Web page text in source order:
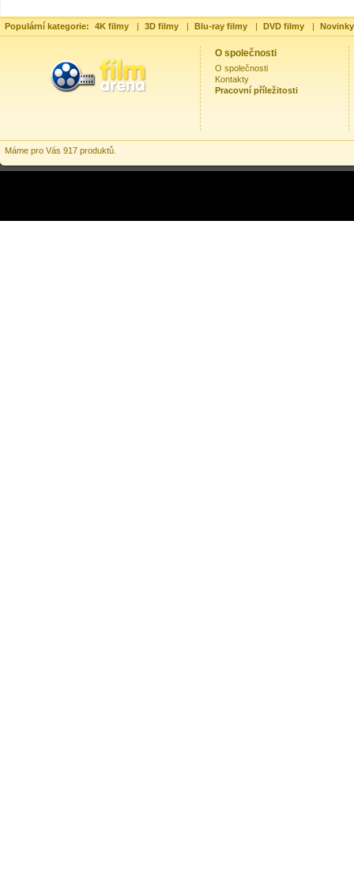
Populární kategorie: 4K filmy | 3D filmy | Blu-ray filmy | DVD filmy |
O společnosti
O společnosti
Kontakty
Pracovní příležitosti
Máme pro Vás 917 produktů.